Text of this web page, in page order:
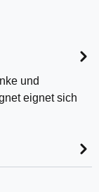
und
eignet sich